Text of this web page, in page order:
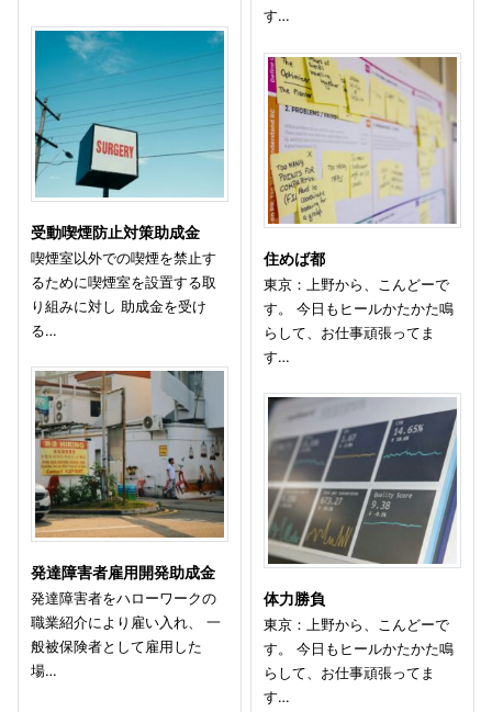
受動喫煙防止対策助成金
喫煙室以外での喫煙を禁止す
るために喫煙室を設置する取
り組みに対し 助成金を受け
る…
発達障害者雇用開発助成金
発達障害者をハローワークの
職業紹介により雇い入れ、 一
般被保険者として雇用した
場…
す…
住めば都
東京：上野から、こんどーで
す。 今日もヒールかたかた鳴
らして、お仕事頑張ってま
す…
体力勝負
東京：上野から、こんどーで
す。 今日もヒールかたかた鳴
らして、お仕事頑張ってま
す…